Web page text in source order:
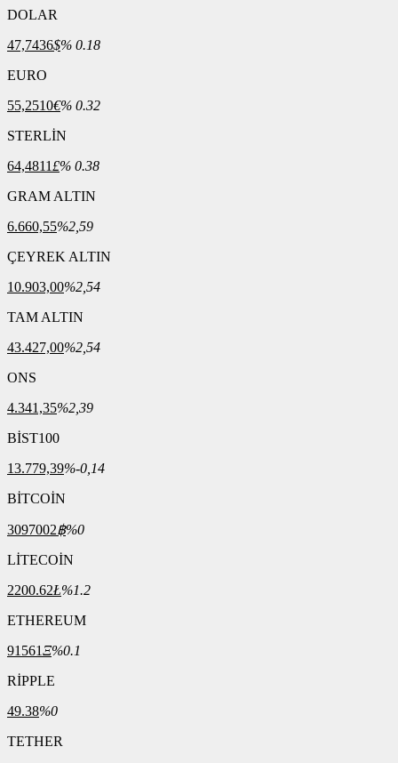
DOLAR
47,7436$% 0.18
EURO
55,2510€% 0.32
STERLİN
64,4811£% 0.38
GRAM ALTIN
6.660,55%2,59
ÇEYREK ALTIN
10.903,00%2,54
TAM ALTIN
43.427,00%2,54
ONS
4.341,35%2,39
BİST100
13.779,39%-0,14
BİTCOİN
3097002฿%0
LİTECOİN
2200.62Ł%1.2
ETHEREUM
91561Ξ%0.1
RİPPLE
49.38%0
TETHER